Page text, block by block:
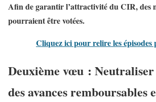
Afin de garantir l’attractivité du CIR, des
pourraient être votées.
Cliquez ici pour relire les épisodes
Deuxième vœu :
des avances remboursables